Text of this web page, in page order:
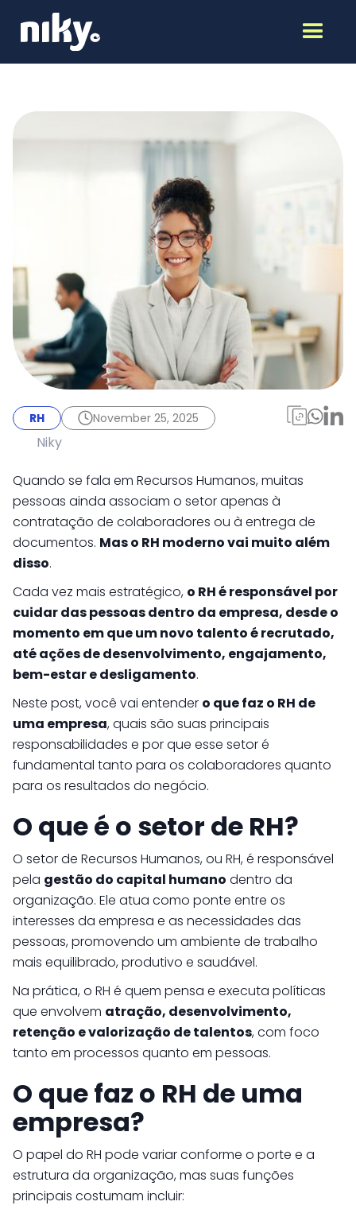
O que faz o RH de uma
empresa: funções e
responsabilidades
explicadas de forma
simples
RH November 25, 2025
Niky
Quando se fala em Recursos Humanos, muitas
pessoas ainda associam o setor apenas à
contratação de colaboradores ou à entrega de
documentos. Mas o RH moderno vai muito além
disso.
Cada vez mais estratégico, o RH é responsável por
cuidar das pessoas dentro da empresa, desde o
momento em que um novo talento é recrutado,
até ações de desenvolvimento, engajamento,
bem-estar e desligamento.
Neste post, você vai entender o que faz o RH de
uma empresa, quais são suas principais
responsabilidades e por que esse setor é
fundamental tanto para os colaboradores quanto
para os resultados do negócio.
O que é o setor de RH?
O setor de Recursos Humanos, ou RH, é responsável
pela gestão do capital humano dentro da
organização. Ele atua como ponte entre os
interesses da empresa e as necessidades das
pessoas, promovendo um ambiente de trabalho
mais equilibrado, produtivo e saudável.
Na prática, o RH é quem pensa e executa políticas
que envolvem atração, desenvolvimento,
retenção e valorização de talentos, com foco
tanto em processos quanto em pessoas.
O que faz o RH de uma
empresa?
O papel do RH pode variar conforme o porte e a
estrutura da organização, mas suas funções
principais costumam incluir: